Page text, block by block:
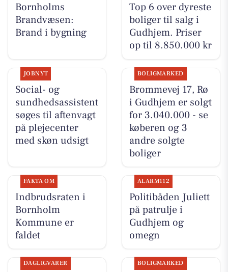
Bornholms
Brandvæsen:
Brand i bygning
Top 6 over dyreste
boliger til salg i
Gudhjem. Priser
op til 8.850.000 kr
JOBNYT
Social- og
sundhedsassistent
søges til aftenvagt
på plejecenter
med skøn udsigt
BOLIGMARKED
Brommevej 17, Rø
i Gudhjem er solgt
for 3.040.000 - se
køberen og 3
andre solgte
boliger
FAKTA OM
Indbrudsraten i
Bornholm
Kommune er
faldet
ALARM112
Politibåden Juliett
på patrulje i
Gudhjem og
omegn
DAGLIGVARER BOLIGMARKED